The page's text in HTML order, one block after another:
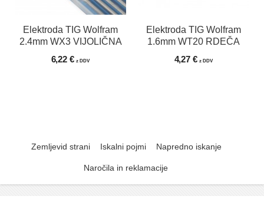
Elektroda TIG Wolfram
2.4mm WX3 VIJOLIČNA
6,22 €z DDV
Elektroda TIG Wolfram
1.6mm WT20 RDEČA
4,27 €z DDV
Zemljevid strani Iskalni pojmi Napredno iskanje
Naročila in reklamacije